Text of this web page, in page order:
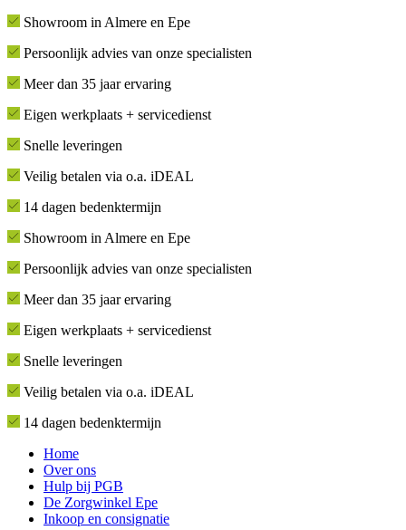
Showroom in Almere en Epe
Persoonlijk advies van onze specialisten
Meer dan 35 jaar ervaring
Eigen werkplaats + servicedienst
Snelle leveringen
Veilig betalen via o.a. iDEAL
14 dagen bedenktermijn
Showroom in Almere en Epe
Persoonlijk advies van onze specialisten
Meer dan 35 jaar ervaring
Eigen werkplaats + servicedienst
Snelle leveringen
Veilig betalen via o.a. iDEAL
14 dagen bedenktermijn
Home
Over ons
Hulp bij PGB
De Zorgwinkel Epe
Inkoop en consignatie